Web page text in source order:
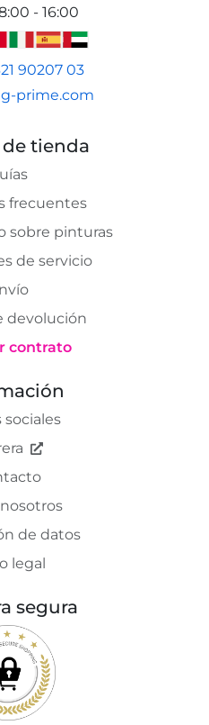
- 16:00
90207 03
prime.com
de tienda
frecuentes
sobre pinturas
de servicio
devolución
contrato
sociales
de datos
legal
segura